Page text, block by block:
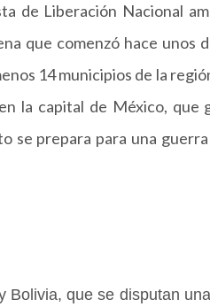
de Liberación Nacional
que comenzó hace unos
14 municipios de la
la capital de México, que
se prepara para una
Bolivia, que se disputan